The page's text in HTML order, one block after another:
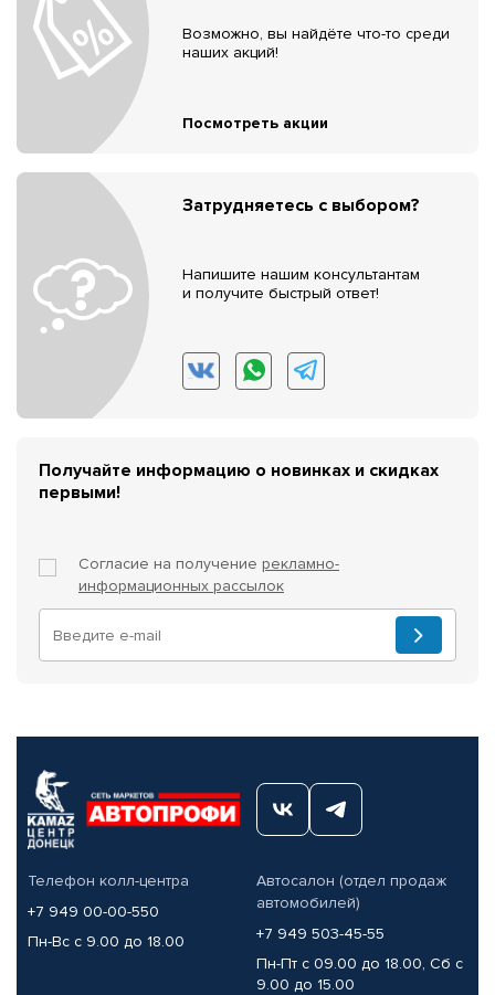
Возможно, вы найдёте что-то среди
наших акций!
Посмотреть акции
Затрудняетесь с выбором?
Напишите нашим консультантам
и получите быстрый ответ!
Получайте информацию о новинках и скидках
первыми!
Согласие на получение рекламно-
информационных рассылок
Телефон колл-центра
+7 949 00-00-550
Пн-Вс с 9.00 до 18.00
Автосалон (отдел продаж
автомобилей)
+7 949 503-45-55
Пн-Пт с 09.00 до 18.00, Сб с
9.00 до 15.00